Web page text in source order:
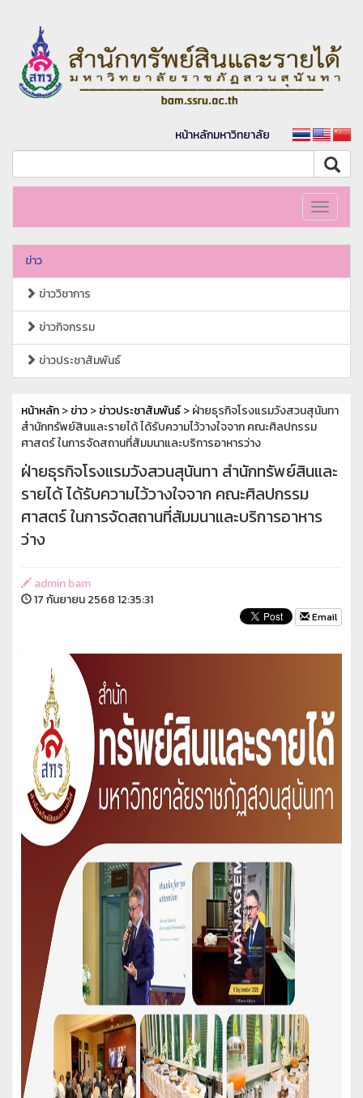
หน้าหลักมหาวิทยาลัย
Toggle
ข่าว
ข่าววิชาการ
ข่าวกิจกรรม
ข่าวประชาสัมพันธ์
หน้าหลัก>ข่าว>ข่าวประชาสัมพันธ์> ฝ่ายธุรกิจโรงแรมวังสวนสุนันทา
สำนักทรัพย์สินและรายได้ ได้รับความไว้วางใจจาก คณะศิลปกรรม
ศาสตร์ ในการจัดสถานที่สัมมนาและบริการอาหารว่าง
ฝ่ายธุรกิจโรงแรมวังสวนสุนันทา สำนักทรัพย์สินและ
รายได้ ได้รับความไว้วางใจจาก คณะศิลปกรรม
ศาสตร์ ในการจัดสถานที่สัมมนาและบริการอาหาร
ว่าง
admin bam
17 กันยายน 2568 12:35:31
Email